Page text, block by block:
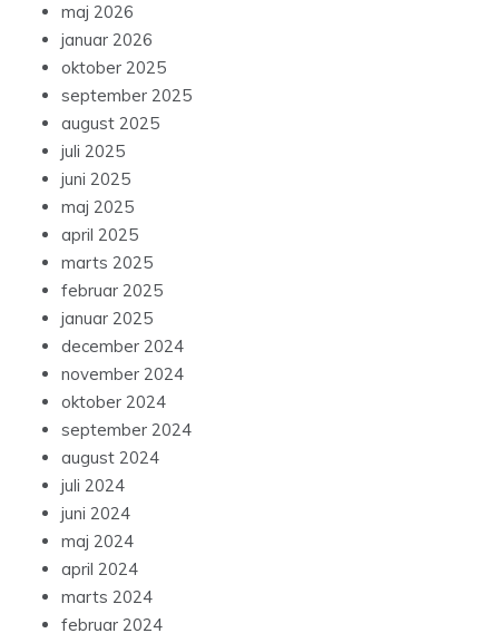
maj 2026
januar 2026
oktober 2025
september 2025
august 2025
juli 2025
juni 2025
maj 2025
april 2025
marts 2025
februar 2025
januar 2025
december 2024
november 2024
oktober 2024
september 2024
august 2024
juli 2024
juni 2024
maj 2024
april 2024
marts 2024
februar 2024